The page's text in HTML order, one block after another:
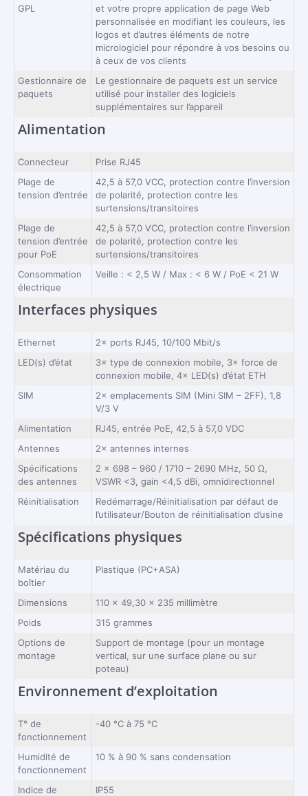
GPL
et votre propre application de page Web
personnalisée en modifiant les couleurs, les
logos et d’autres éléments de notre
micrologiciel pour répondre à vos besoins ou
à ceux de vos clients
Gestionnaire de
paquets
Le gestionnaire de paquets est un service
utilisé pour installer des logiciels
supplémentaires sur l’appareil
Alimentation
Connecteur
Prise RJ45
Plage de
tension d’entrée
42,5 à 57,0 VCC, protection contre l’inversion
de polarité, protection contre les
surtensions/transitoires
Plage de
tension d’entrée
pour PoE
42,5 à 57,0 VCC, protection contre l’inversion
de polarité, protection contre les
surtensions/transitoires
Consommation
électrique
Veille : < 2,5 W / Max : < 6 W / PoE < 21 W
Interfaces physiques
Ethernet
2× ports RJ45, 10/100 Mbit/s
LED(s) d’état
3× type de connexion mobile, 3× force de
connexion mobile, 4× LED(s) d’état ETH
SIM
2× emplacements SIM (Mini SIM – 2FF), 1,8
V/3 V
Alimentation
RJ45, entrée PoE, 42,5 à 57,0 VDC
Antennes
2× antennes internes
Spécifications
des antennes
2 × 698 – 960 / 1710 – 2690 MHz, 50 Ω,
VSWR <3, gain <4,5 dBi, omnidirectionnel
Réinitialisation
Redémarrage/Réinitialisation par défaut de
l’utilisateur/Bouton de réinitialisation d’usine
Spécifications physiques
Matériau du
boîtier
Plastique (PC+ASA)
Dimensions
110 × 49,30 × 235 millimètre
Poids
315 grammes
Options de
montage
Support de montage (pour un montage
vertical, sur une surface plane ou sur
poteau)
Environnement d’exploitation
T° de
fonctionnement
-40 °C à 75 °C
Humidité de
fonctionnement
10 % à 90 % sans condensation
Indice de
IP55